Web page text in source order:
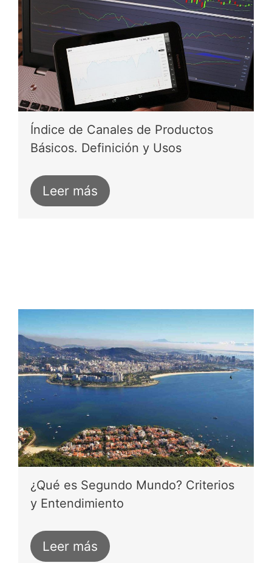
Índice de Canales de Productos
Básicos. Definición y Usos
Leer más
¿Qué es Segundo Mundo? Criterios
y Entendimiento
Leer más